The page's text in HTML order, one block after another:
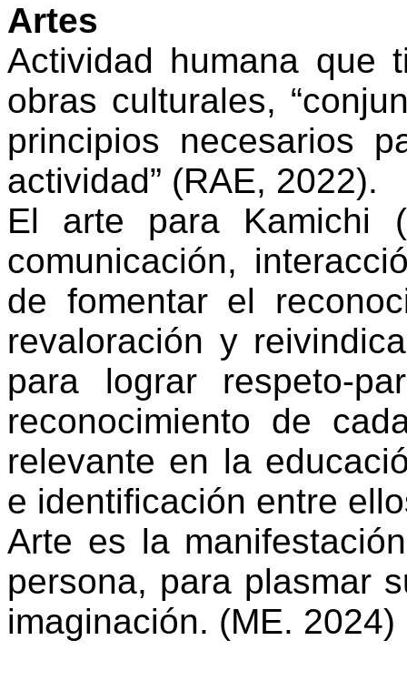
Artes
Actividad humana que
obras culturales,
principios necesarios
actividad” (RAE, 2022).
El arte para Kamichi
comunicación,
de fomentar el
revaloración y
para lograr respeto-
reconocimiento de
relevante en la
e identificación entre
Arte es la
persona, para plasmar
imaginación. (ME. 2024)